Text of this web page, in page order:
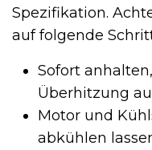
Spezifikation.
auf folgende
Sofort
Überhitzung
Motor und
abkühlen